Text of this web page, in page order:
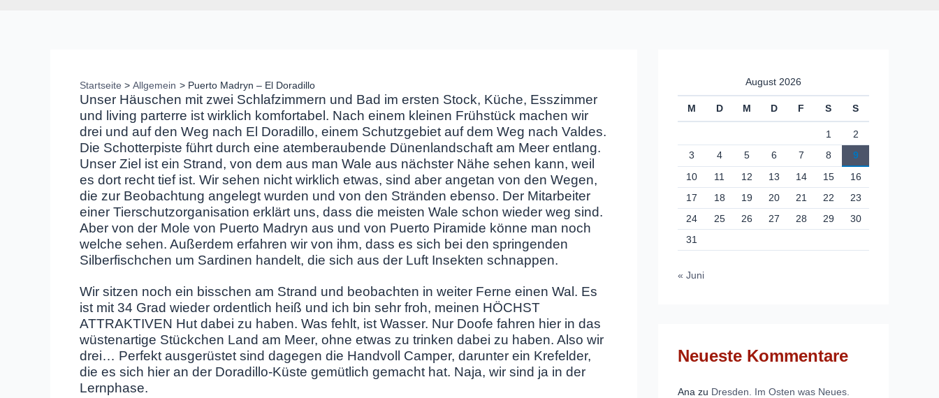
Startseite Allgemein Puerto Madryn – El Doradillo
Unser Häuschen mit zwei Schlafzimmern und Bad im ersten Stock, Küche, Esszimmer
und living parterre ist wirklich komfortabel. Nach einem kleinen Frühstück machen wir
drei und auf den Weg nach El Doradillo, einem Schutzgebiet auf dem Weg nach Valdes.
Die Schotterpiste führt durch eine atemberaubende Dünenlandschaft am Meer entlang.
Unser Ziel ist ein Strand, von dem aus man Wale aus nächster Nähe sehen kann, weil
es dort recht tief ist. Wir sehen nicht wirklich etwas, sind aber angetan von den Wegen,
die zur Beobachtung angelegt wurden und von den Stränden ebenso. Der Mitarbeiter
einer Tierschutzorganisation erklärt uns, dass die meisten Wale schon wieder weg sind.
Aber von der Mole von Puerto Madryn aus und von Puerto Piramide könne man noch
welche sehen. Außerdem erfahren wir von ihm, dass es sich bei den springenden
Silberfischchen um Sardinen handelt, die sich aus der Luft Insekten schnappen.
Wir sitzen noch ein bisschen am Strand und beobachten in weiter Ferne einen Wal. Es
ist mit 34 Grad wieder ordentlich heiß und ich bin sehr froh, meinen HÖCHST
ATTRAKTIVEN Hut dabei zu haben. Was fehlt, ist Wasser. Nur Doofe fahren hier in das
wüstenartige Stückchen Land am Meer, ohne etwas zu trinken dabei zu haben. Also wir
drei… Perfekt ausgerüstet sind dagegen die Handvoll Camper, darunter ein Krefelder,
die es sich hier an der Doradillo-Küste gemütlich gemacht hat. Naja, wir sind ja in der
Lernphase.
August 2026
M D M D F S S
1
2
3
4 5 6 7 8
9
10
11 12 13 14 15
16
17
18 19 20 21 22
23
24
25 26 27 28 29
30
31
« Juni
Neueste Kommentare
Ana zu Dresden. Im Osten was Neues.